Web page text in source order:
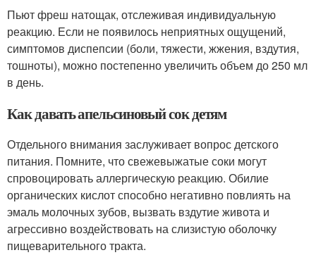
Пьют фреш натощак, отслеживая индивидуальную
реакцию. Если не появилось неприятных ощущений,
симптомов диспепсии (боли, тяжести, жжения, вздутия,
тошноты), можно постепенно увеличить объем до 250 мл
в день.
Как давать апельсиновый сок детям
Отдельного внимания заслуживает вопрос детского
питания. Помните, что свежевыжатые соки могут
спровоцировать аллергическую реакцию. Обилие
органических кислот способно негативно повлиять на
эмаль молочных зубов, вызвать вздутие живота и
агрессивно воздействовать на слизистую оболочку
пищеварительного тракта.